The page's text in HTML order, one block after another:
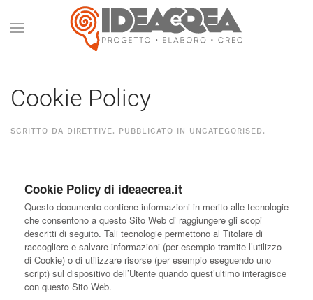
Cookie Policy
SCRITTO DA DIRETTIVE. PUBBLICATO IN UNCATEGORISED .
Cookie Policy di ideaecrea.it
Questo documento contiene informazioni in merito alle tecnologie
che consentono a questo Sito Web di raggiungere gli scopi
descritti di seguito. Tali tecnologie permettono al Titolare di
raccogliere e salvare informazioni (per esempio tramite l’utilizzo
di Cookie) o di utilizzare risorse (per esempio eseguendo uno
script) sul dispositivo dell’Utente quando quest’ultimo interagisce
con questo Sito Web.